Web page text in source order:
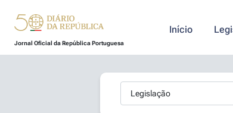
Jornal Oficial da República Portuguesa
Início